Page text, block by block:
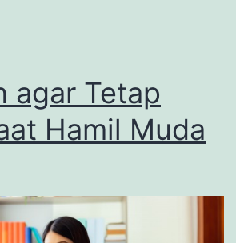
agar Tetap
Hamil Muda